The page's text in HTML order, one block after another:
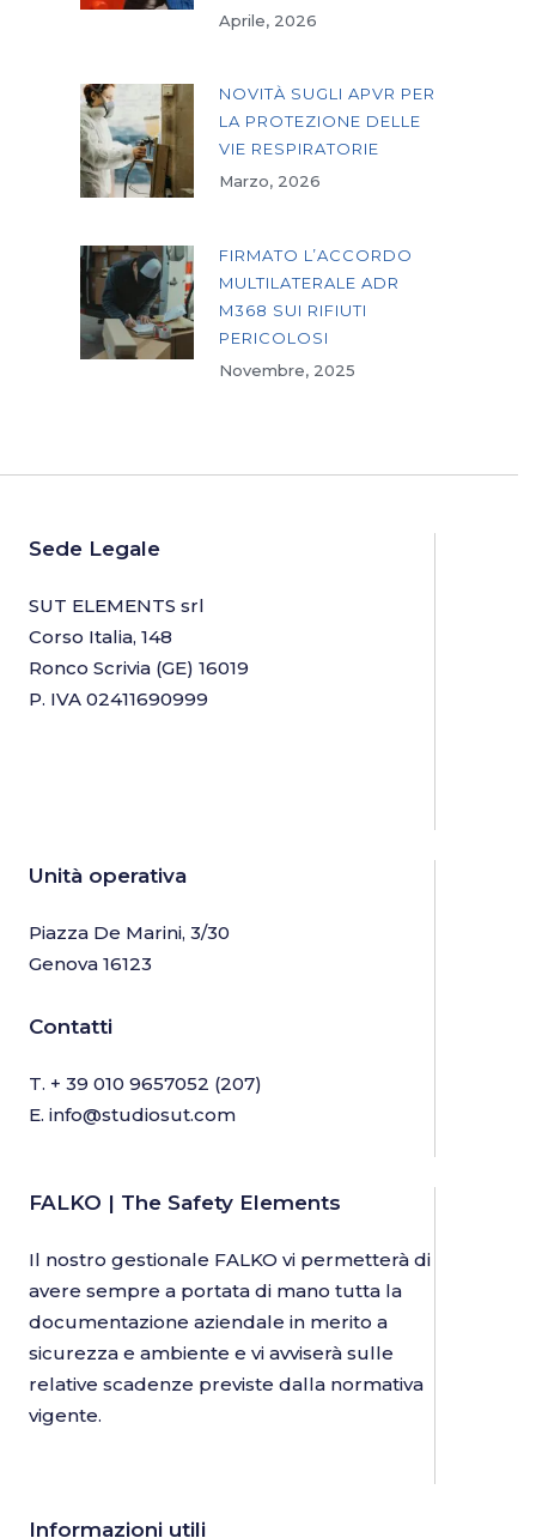
Aprile, 2026
NOVITÀ SUGLI APVR PER
LA PROTEZIONE DELLE
VIE RESPIRATORIE
Marzo, 2026
FIRMATO L’ACCORDO
MULTILATERALE ADR
M368 SUI RIFIUTI
PERICOLOSI
Novembre, 2025
Sede Legale
SUT ELEMENTS srl
Corso Italia, 148
Ronco Scrivia (GE) 16019
P. IVA 02411690999
Unità operativa
Piazza De Marini, 3/30
Genova 16123
Contatti
T. + 39 010 9657052 (207)
E. info@studiosut.com
FALKO | The Safety Elements
Il nostro gestionale FALKO vi permetterà di
avere sempre a portata di mano tutta la
documentazione aziendale in merito a
sicurezza e ambiente e vi avviserà sulle
relative scadenze previste dalla normativa
vigente.
Informazioni utili